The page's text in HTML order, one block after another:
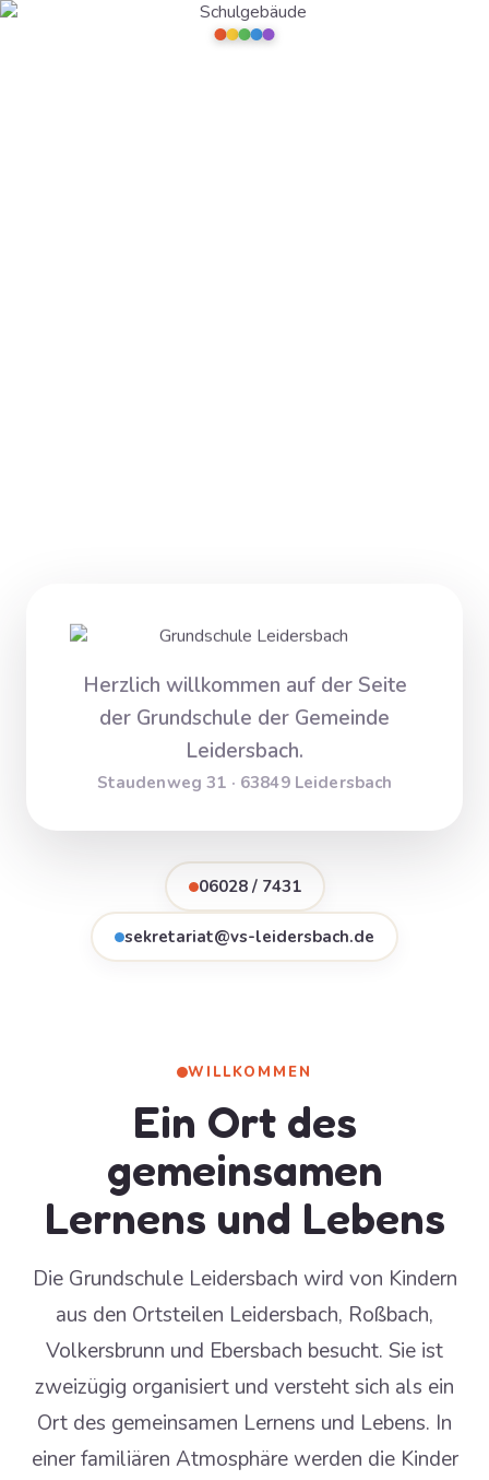
Herzlich willkommen auf der Seite
der Grundschule der Gemeinde
Leidersbach.
Staudenweg 31 · 63849 Leidersbach
06028 / 7431
sekretariat@vs-leidersbach.de
WILLKOMMEN
Ein Ort des
gemeinsamen
Lernens und Lebens
Die Grundschule Leidersbach wird von Kindern
aus den Ortsteilen Leidersbach, Roßbach,
Volkersbrunn und Ebersbach besucht. Sie ist
zweizügig organisiert und versteht sich als ein
Ort des gemeinsamen Lernens und Lebens. In
einer familiären Atmosphäre werden die Kinder